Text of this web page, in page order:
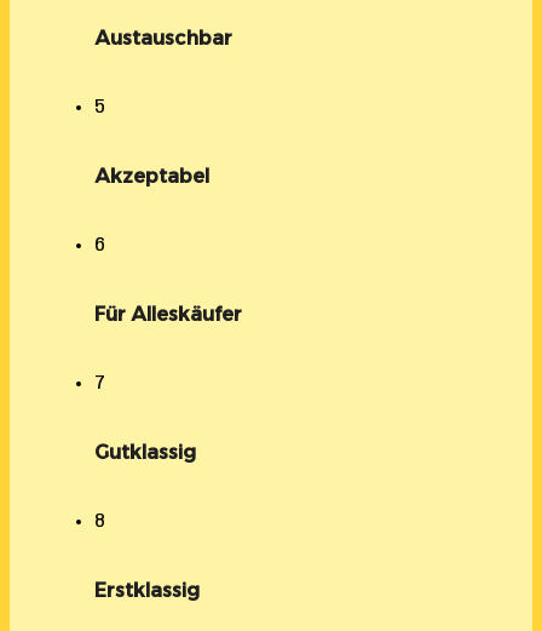
Austauschbar
5
Akzeptabel
6
Für Alleskäufer
7
Gutklassig
8
Erstklassig